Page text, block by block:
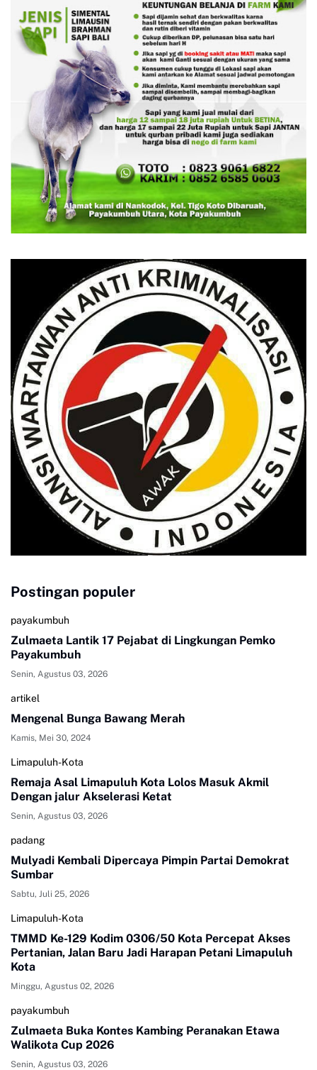
Postingan populer
payakumbuh
Zulmaeta Lantik 17 Pejabat di Lingkungan Pemko
Payakumbuh
Senin, Agustus 03, 2026
artikel
Mengenal Bunga Bawang Merah
Kamis, Mei 30, 2024
Limapuluh-Kota
Remaja Asal Limapuluh Kota Lolos Masuk Akmil
Dengan jalur Akselerasi Ketat
Senin, Agustus 03, 2026
padang
Mulyadi Kembali Dipercaya Pimpin Partai Demokrat
Sumbar
Sabtu, Juli 25, 2026
Limapuluh-Kota
TMMD Ke-129 Kodim 0306/50 Kota Percepat Akses
Pertanian, Jalan Baru Jadi Harapan Petani Limapuluh
Kota
Minggu, Agustus 02, 2026
payakumbuh
Zulmaeta Buka Kontes Kambing Peranakan Etawa
Walikota Cup 2026
Senin, Agustus 03, 2026